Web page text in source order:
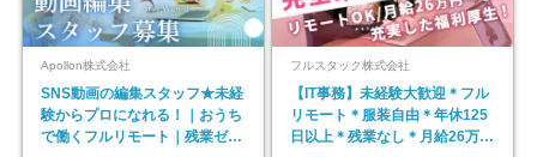
Apollon株式会社
SNS動画の編集スタッフ★未経
験からプロになれる！｜おうち
で働くフルリモート｜残業ゼロ
フルスタック株式会社
【IT事務】未経験大歓迎＊フル
リモート＊服装自由＊年休125
日以上＊残業なし＊月給26万円